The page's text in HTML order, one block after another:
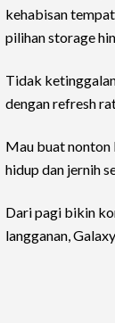
kehabisan
pilihan storage
Tidak
dengan refresh
Mau buat nonton
hidup dan jernih
Dari pagi bikin
langganan,